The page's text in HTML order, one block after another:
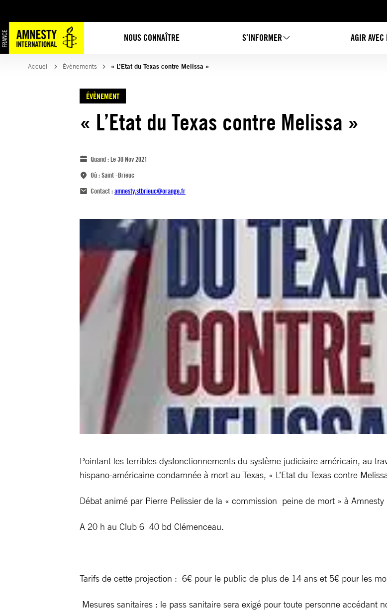
NOUS CONNAÎTRE S’INFORMER AGIR AVEC
Accueil Évènements « L’Etat du Texas contre Melissa »
ÉVÈNEMENT
« L’Etat du Texas contre Melissa »
Quand :Le 30 Nov 2021
Où :Saint -Brieuc
Contact :amnesty.stbrieuc@orange.fr
Pointant les terribles dysfonctionnements du système judiciaire américain, au
hispano-américaine condamnée à mort au Texas, « L’Etat du Texas contre
Débat animé par Pierre Pelissier de la « commission peine de mort » à
A 20 h au Club 6 40 bd Clémenceau.
Tarifs de cette projection : 6€ pour le public de plus de 14 ans et 5€ pour les
Mesures sanitaires : le pass sanitaire sera exigé pour toute personne accédant